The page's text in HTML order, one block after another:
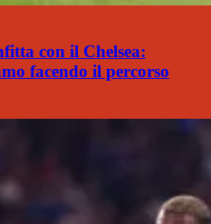
con il Chelsea:
facendo il percorso